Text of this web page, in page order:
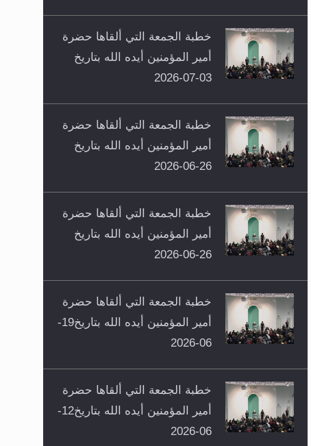
خطبة الجمعة التي ألقاها حضرة
أمير المؤمنين أيده الله بتاريخ
03-07-2026
خطبة الجمعة التي ألقاها حضرة
أمير المؤمنين أيده الله بتاريخ
26-06-2026
خطبة الجمعة التي ألقاها حضرة
أمير المؤمنين أيده الله بتاريخ
26-06-2026
خطبة الجمعة التي ألقاها حضرة
أمير المؤمنين أيده الله بتاريخ19-
06-2026
خطبة الجمعة التي ألقاها حضرة
أمير المؤمنين أيده الله بتاريخ12-
06-2026